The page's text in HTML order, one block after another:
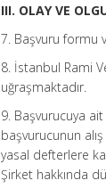
III. OLAY VE
7. Başvuru formu
8. İstanbul Rami
uğraşmaktadır.
9. Başvurucuya
başvurucunun
yasal defterlere
Şirket hakkında